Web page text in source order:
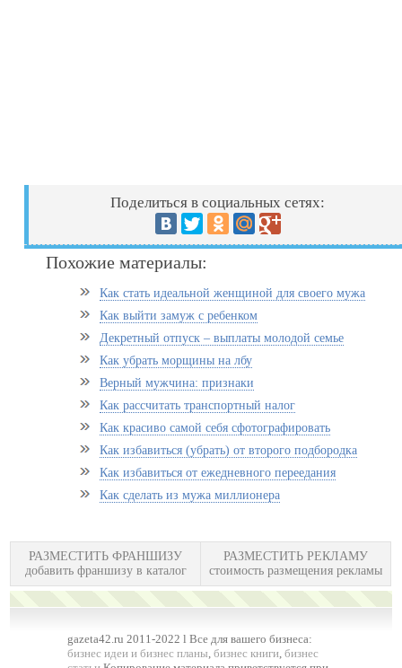
Поделиться в социальных сетях:
Похожие материалы:
Как стать идеальной женщиной для своего мужа
Как выйти замуж с ребенком
Декретный отпуск – выплаты молодой семье
Как убрать морщины на лбу
Верный мужчина: признаки
Как рассчитать транспортный налог
Как красиво самой себя сфотографировать
Как избавиться (убрать) от второго подбородка
Как избавиться от ежедневного переедания
Как сделать из мужа миллионера
РАЗМЕСТИТЬ ФРАНШИЗУ
добавить франшизу в каталог
РАЗМЕСТИТЬ РЕКЛАМУ
стоимость размещения рекламы
gazeta42.ru 2011-2022 l Все для вашего бизнеса:
бизнес идеи и бизнес планы,бизнес книги,бизнес